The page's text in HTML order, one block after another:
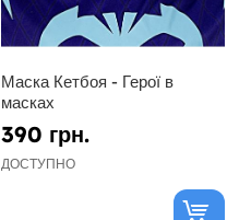
Маска Кетбоя - Герої в
масках
390 грн.
ДОСТУПНО